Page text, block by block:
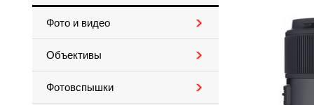
Фото и видео
Объективы
Фотовспышки